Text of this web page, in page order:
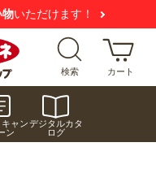
物いただけます！
検索 カート
ャン
ン
デジタルカタ
ログ